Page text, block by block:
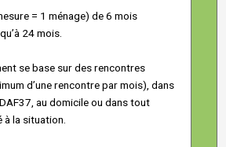
= 1 ménage) de 6 mois
24 mois.
se base sur des rencontres
d’une rencontre par mois), dans
au domicile ou dans tout
la situation.